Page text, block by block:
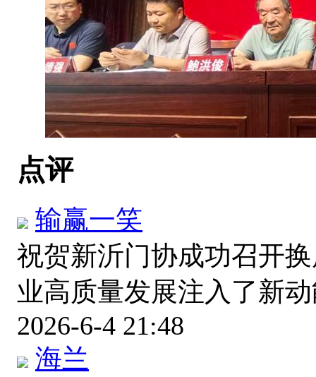
点评
输赢一笑
祝贺新沂门协成功召开
业高质量发展注入了新
2026-6-4 21:48
海兰